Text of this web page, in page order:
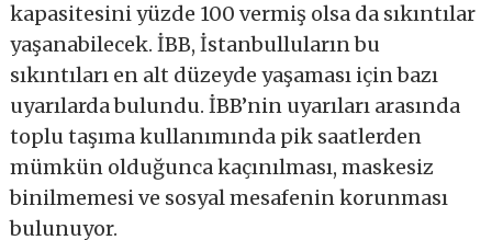
kapasitesini yüzde 100 vermiş olsa da sıkıntılar
yaşanabilecek. İBB, İstanbulluların bu
sıkıntıları en alt düzeyde yaşaması için bazı
uyarılarda bulundu. İBB’nin uyarıları arasında
toplu taşıma kullanımında pik saatlerden
mümkün olduğunca kaçınılması, maskesiz
binilmemesi ve sosyal mesafenin korunması
bulunuyor.